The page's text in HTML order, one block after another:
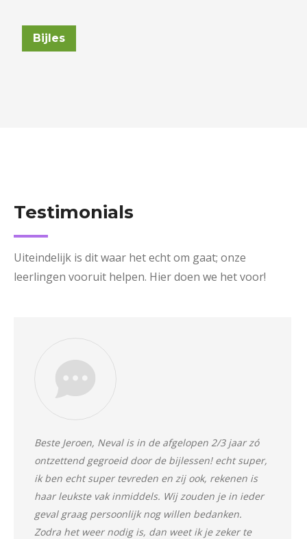
Bijles
Testimonials
Uiteindelijk is dit waar het echt om gaat; onze
leerlingen vooruit helpen. Hier doen we het voor!
Beste Jeroen, Neval is in de afgelopen 2/3 jaar zó
ontzettend gegroeid door de bijlessen! echt super,
ik ben echt super tevreden en zij ook, rekenen is
haar leukste vak inmiddels. Wij zouden je in ieder
geval graag persoonlijk nog willen bedanken.
Zodra het weer nodig is, dan weet ik je zeker te